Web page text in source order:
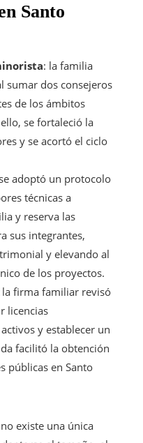
Santo
: la familia
sumar dos consejeros
de los ámbitos
se fortaleció la
y se acortó el ciclo
adoptó un protocolo
técnicas a
y reserva las
sus integrantes,
y elevando al
de los proyectos.
la firma familiar revisó
licencias
y establecer un
facilitó la obtención
públicas en Santo
existe una única